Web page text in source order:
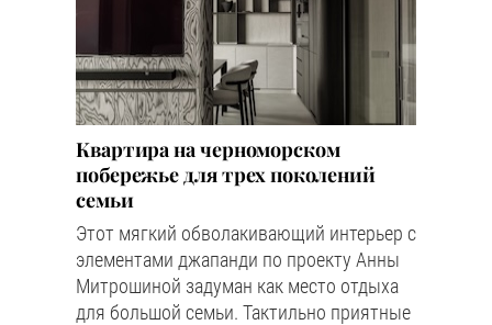
Квартира на черноморском
побережье для трех поколений
семьи
Этот мягкий обволакивающий интерьер с
элементами джапанди по проекту Анны
Митрошиной задуман как место отдыха
для большой семьи. Тактильно приятные